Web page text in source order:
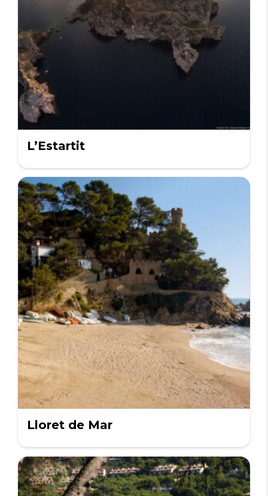
L’Estartit
Lloret de Mar